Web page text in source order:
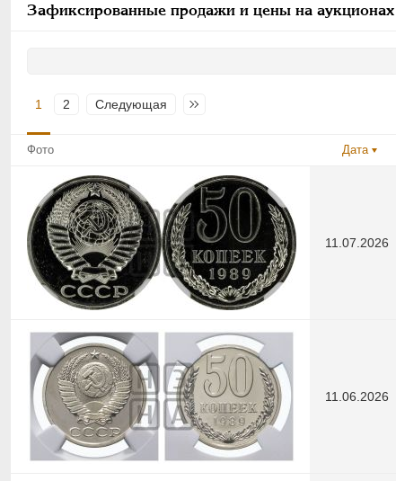
Зафиксированные продажи и цены на аукционах
1 2 Следующая Последняя
Фото Дата
11.07.2026
11.06.2026